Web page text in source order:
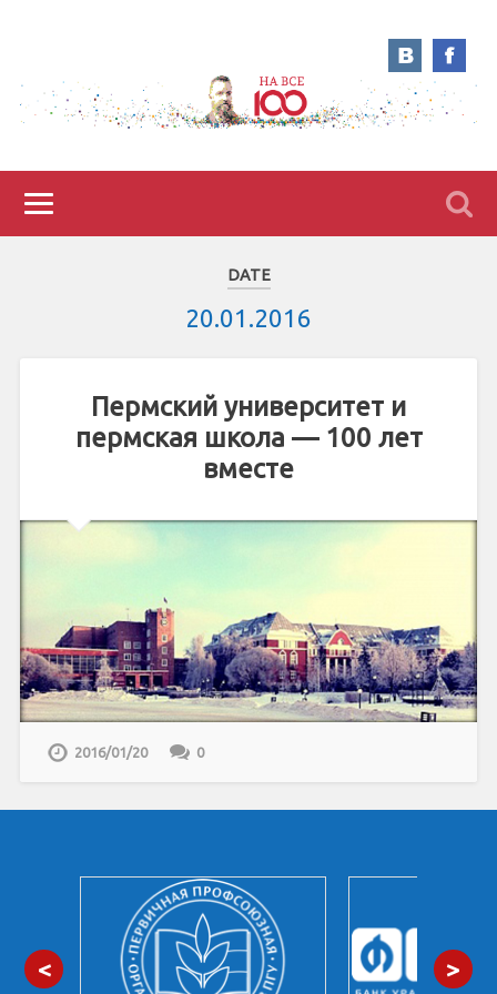
DATE
20.01.2016
Пермский университет и
пермская школа — 100 лет
вместе
2016/01/20 0
< >